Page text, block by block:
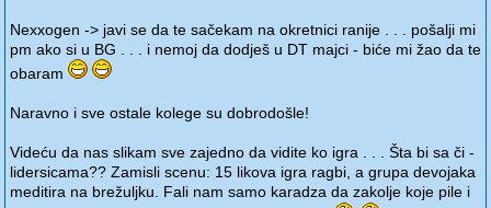
Nexxogen -> javi se da te sačekam na okretnici ranije . . . pošalji mi
pm ako si u BG . . . i nemoj da dodješ u DT majci - biće mi žao da te
obaram
Naravno i sve ostale kolege su dobrodošle!
Videću da nas slikam sve zajedno da vidite ko igra . . . Šta bi sa či -
lidersicama?? Zamisli scenu: 15 likova igra ragbi, a grupa devojaka
meditira na brežuljku. Fali nam samo karadza da zakolje koje pile i